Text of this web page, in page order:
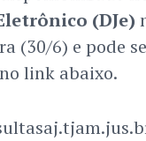
(DJe)
(30/6) e pode
link abaixo.